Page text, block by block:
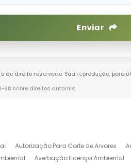
Enviar
é de direito reservado. Sua reprodução,
98 sobre direitos autorais.
Autorização Para Corte de Arvores
Averbação Licença Ambiental